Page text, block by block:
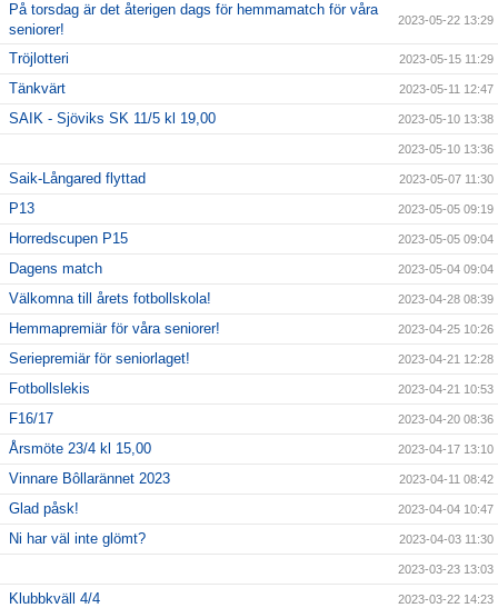
På torsdag är det återigen dags för hemmamatch för våra
seniorer!
2023-05-22 13:29
Tröjlotteri 2023-05-15 11:29
Tänkvärt 2023-05-11 12:47
SAIK - Sjöviks SK 11/5 kl 19,00 2023-05-10 13:38
2023-05-10 13:36
Saik-Långared flyttad 2023-05-07 11:30
P13 2023-05-05 09:19
Horredscupen P15 2023-05-05 09:04
Dagens match 2023-05-04 09:04
Välkomna till årets fotbollskola! 2023-04-28 08:39
Hemmapremiär för våra seniorer! 2023-04-25 10:26
Seriepremiär för seniorlaget! 2023-04-21 12:28
Fotbollslekis 2023-04-21 10:53
F16/17 2023-04-20 08:36
Årsmöte 23/4 kl 15,00 2023-04-17 13:10
Vinnare Bôllarännet 2023 2023-04-11 08:42
Glad påsk! 2023-04-04 10:47
Ni har väl inte glömt? 2023-04-03 11:30
2023-03-23 13:03
Klubbkväll 4/4 2023-03-22 14:23